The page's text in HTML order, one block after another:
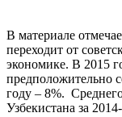
В материале
переходит от
экономике. В 2015
предположительно
году – 8%.
Узбекистана за